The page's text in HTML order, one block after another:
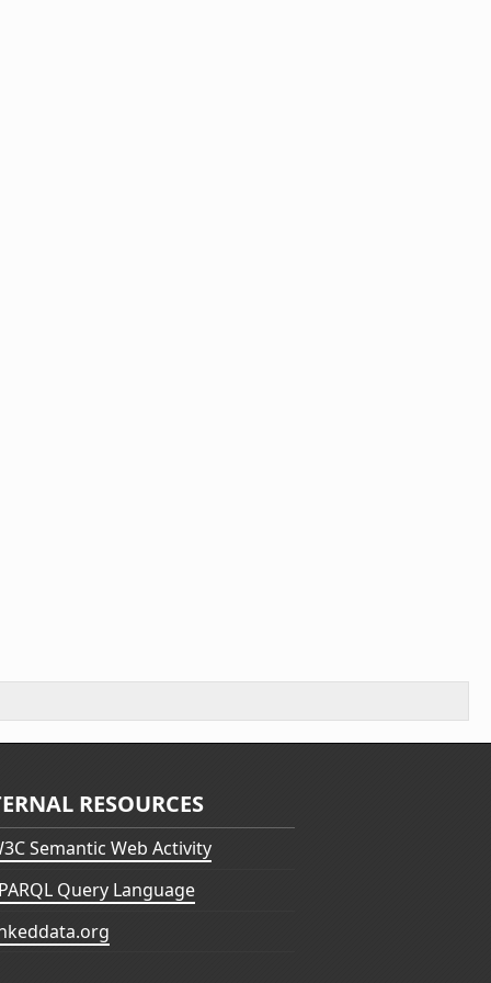
RESOURCES
Semantic Web Activity
Query Language